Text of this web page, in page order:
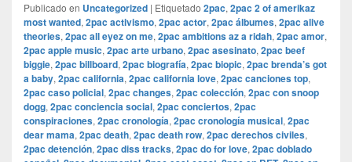
Publicado en Uncategorized | Etiquetado 2pac, 2pac 2 of amerikaz
most wanted, 2pac activismo, 2pac actor, 2pac álbumes, 2pac alive
theories, 2pac all eyez on me, 2pac ambitions az a ridah, 2pac amor,
2pac apple music, 2pac arte urbano, 2pac asesinato, 2pac beef
biggie, 2pac billboard, 2pac biografía, 2pac biopic, 2pac brenda’s got
a baby, 2pac california, 2pac california love, 2pac canciones top,
2pac caso policial, 2pac changes, 2pac colección, 2pac con snoop
dogg, 2pac conciencia social, 2pac conciertos, 2pac
conspiraciones, 2pac cronología, 2pac cronología musical, 2pac
dear mama, 2pac death, 2pac death row, 2pac derechos civiles,
2pac detención, 2pac diss tracks, 2pac do for love, 2pac doblado